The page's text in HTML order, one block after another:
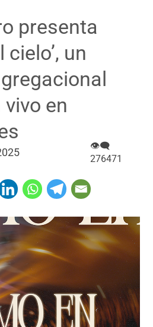
presenta
cielo’, un
en
👁‍🗨
276471